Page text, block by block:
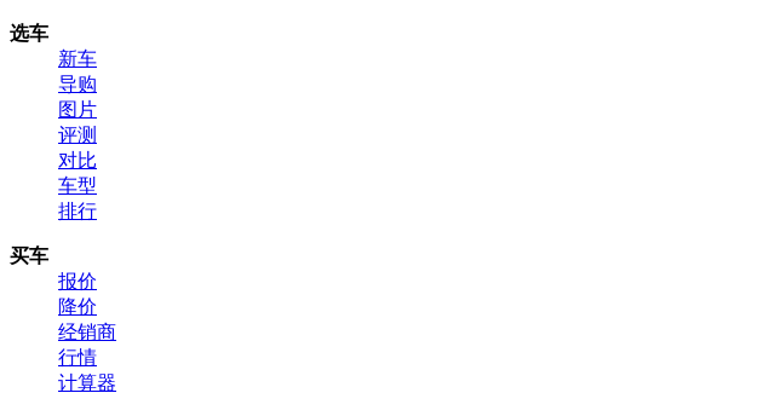
选车
新车
导购
图片
评测
对比
车型
排行
买车
报价
降价
经销商
行情
计算器